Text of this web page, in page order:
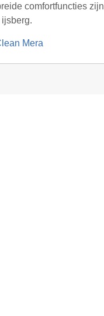
comfortfuncties zijn
Mera